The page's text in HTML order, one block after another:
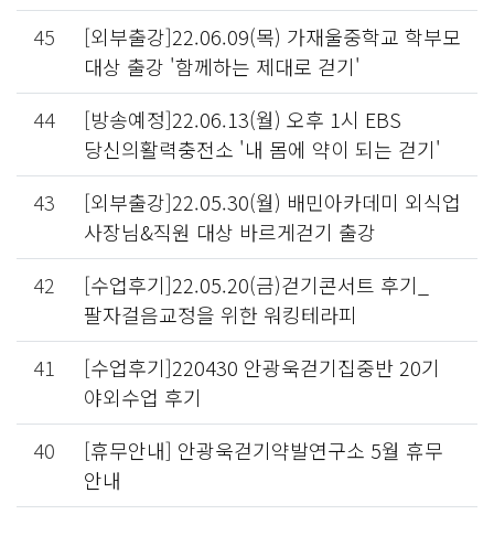
45
[외부출강]22.06.09(목) 가재울중학교 학부모
대상 출강 '함께하는 제대로 걷기'
44
[방송예정]22.06.13(월) 오후 1시 EBS
당신의활력충전소 '내 몸에 약이 되는 걷기'
43
[외부출강]22.05.30(월) 배민아카데미 외식업
사장님&직원 대상 바르게걷기 출강
42
[수업후기]22.05.20(금)걷기콘서트 후기_
팔자걸음교정을 위한 워킹테라피
41
[수업후기]220430 안광욱걷기집중반 20기
야외수업 후기
40
[휴무안내] 안광욱걷기약발연구소 5월 휴무
안내